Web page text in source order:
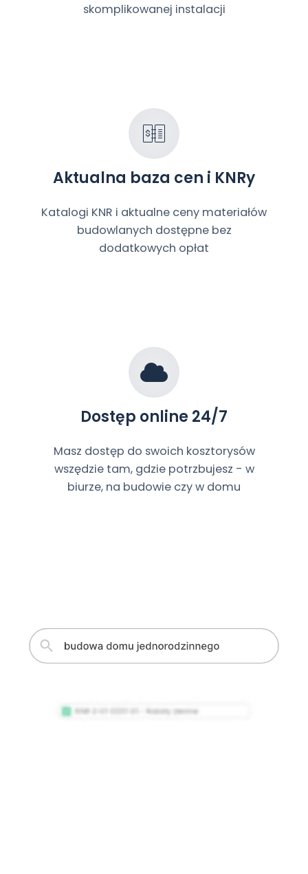
skomplikowanej instalacji
Aktualna baza cen i KNRy
Katalogi KNR i aktualne ceny materiałów
budowlanych dostępne bez
dodatkowych opłat
Dostęp online 24/7
Masz dostęp do swoich kosztorysów
wszędzie tam, gdzie potrzbujesz - w
biurze, na budowie czy w domu